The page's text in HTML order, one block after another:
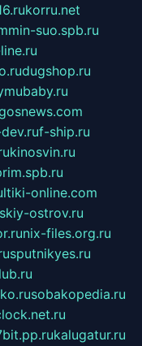
korru.net
suo.spb.ru
dugshop.ru
f-ship.ru
kinosvin.ru
online.com
ostrov.ru
nix-files.org.ru
sputnikyes.ru
sobakopedia.ru
kalugatur.ru